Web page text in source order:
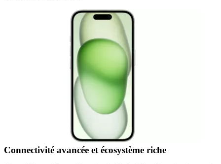
Connectivité avancée et écosystème riche